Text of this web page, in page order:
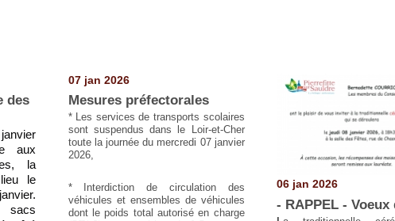
des
aux
la
le
sacs
07 jan 2026
Mesures préfectorales
* Les services de transports scolaires
sont suspendus dans le Loir-et-Cher
toute la journée du mercredi 07 janvier
2026,
* Interdiction de circulation des
véhicules et ensembles de véhicules
dont le poids total autorisé en charge
06 jan 2026
- RAPPEL - Voeux